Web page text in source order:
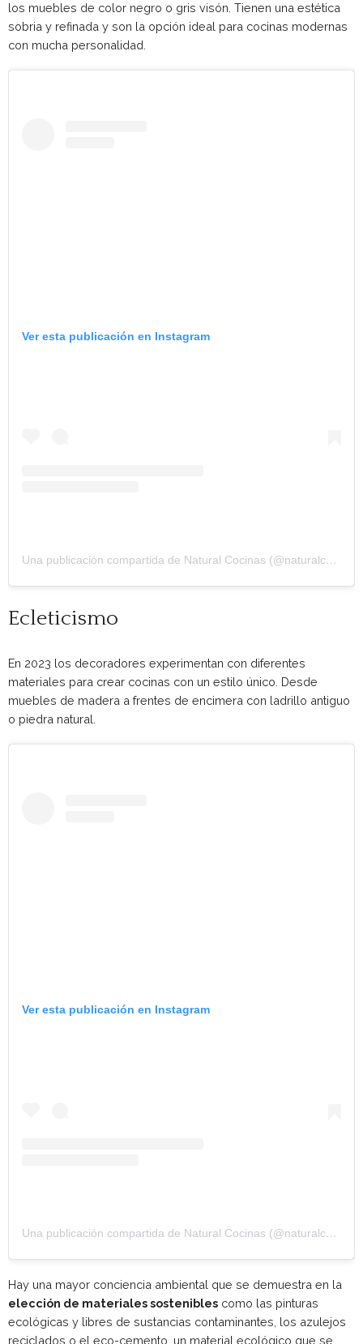
los muebles de color negro o gris visón. Tienen una estética
sobria y refinada y son la opción ideal para cocinas modernas
con mucha personalidad.
Ver esta publicación en Instagram
Una publicación compartida de Natural Cocinas (@naturalcocinas)
Ecleticismo
En 2023 los decoradores experimentan con diferentes
materiales para crear cocinas con un estilo único. Desde
muebles de madera a frentes de encimera con ladrillo antiguo
o piedra natural.
Ver esta publicación en Instagram
Una publicación compartida de Natural Cocinas (@naturalcocinas)
Hay una mayor conciencia ambiental que se demuestra en la
elección de materiales sostenibles como las pinturas
ecológicas y libres de sustancias contaminantes, los azulejos
reciclados o el eco-cemento, un material ecológico que se